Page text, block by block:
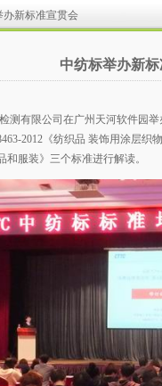
办新标准宣贯会
中纺标举办新
测有限公司在广州天河软件园
2012《纺织品 装饰用涂层织
服装》三个标准进行解读。